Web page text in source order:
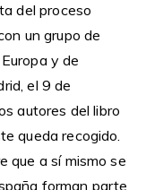
del proceso
un grupo de
y de
el 9 de
autores del libro
queda recogido.
que a sí mismo se
forman parte